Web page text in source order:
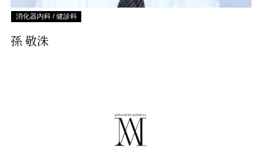
消化器内科 / 健診科
孫 敬洙